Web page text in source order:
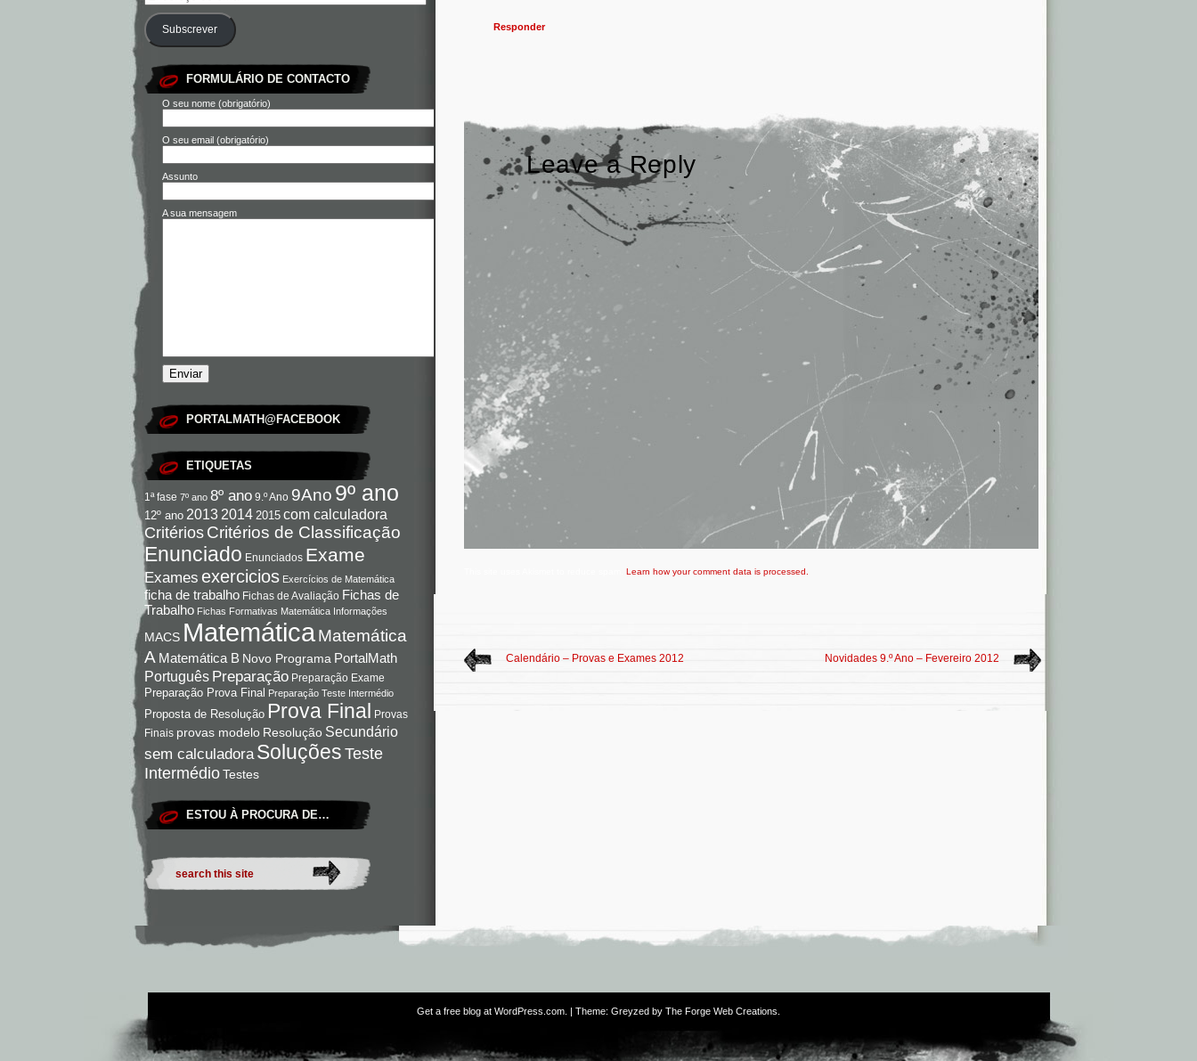
Subscrever
FORMULÁRIO DE CONTACTO
O seu nome (obrigatório)
O seu email (obrigatório)
Assunto
A sua mensagem
PORTALMATH@FACEBOOK
ETIQUETAS
1ª fase 7º ano 8º ano 9.º Ano 9Ano 9º ano
12º ano 2013 2014 2015 com calculadora
Critérios Critérios de Classificação
Enunciado Enunciados Exame
Exames exercicios Exercícios de Matemática
ficha de trabalho Fichas de Avaliação Fichas de
Trabalho Fichas Formativas Matemática Informações
MACS Matemática Matemática
A Matemática B Novo Programa PortalMath
Português Preparação Preparação Exame
Preparação Prova Final Preparação Teste Intermédio
Proposta de Resolução Prova Final Provas
Finais provas modelo Resolução Secundário
sem calculadora Soluções Teste
IntermédioTestes
ESTOU À PROCURA DE…
Responder
Leave a Reply
Learn how your comment data is processed.
Calendário – Provas e Exames 2012 Novidades 9.º Ano – Fevereiro 2012
Get a free blog at WordPress.com . | Theme: Greyzed by The Forge Web Creations